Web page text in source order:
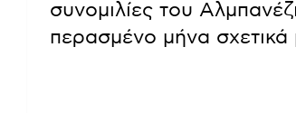
συνομιλίες του
περασμένο μήνα σχετικά